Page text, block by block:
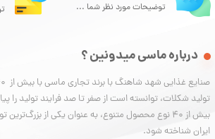
درباره ماسی میدونین ؟
تولید شکلات، توانسته‌ است از صفر تا صد فرایند تولید را
بیش از ۴۰ نوع محصول متنوع، به عنوان یکی از
ایران شناخته شود.
توضیحات مورد نظر شما ...